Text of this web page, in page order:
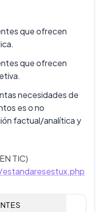
que ofrecen
que ofrecen
necesidades de
es o no
factual/analítica y
TIC)